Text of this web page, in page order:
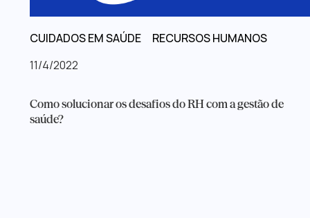
CUIDADOS EM SAÚDE
RECURSOS HUMANOS
11/4/2022
Como solucionar os desafios do RH com a gestão de
saúde?